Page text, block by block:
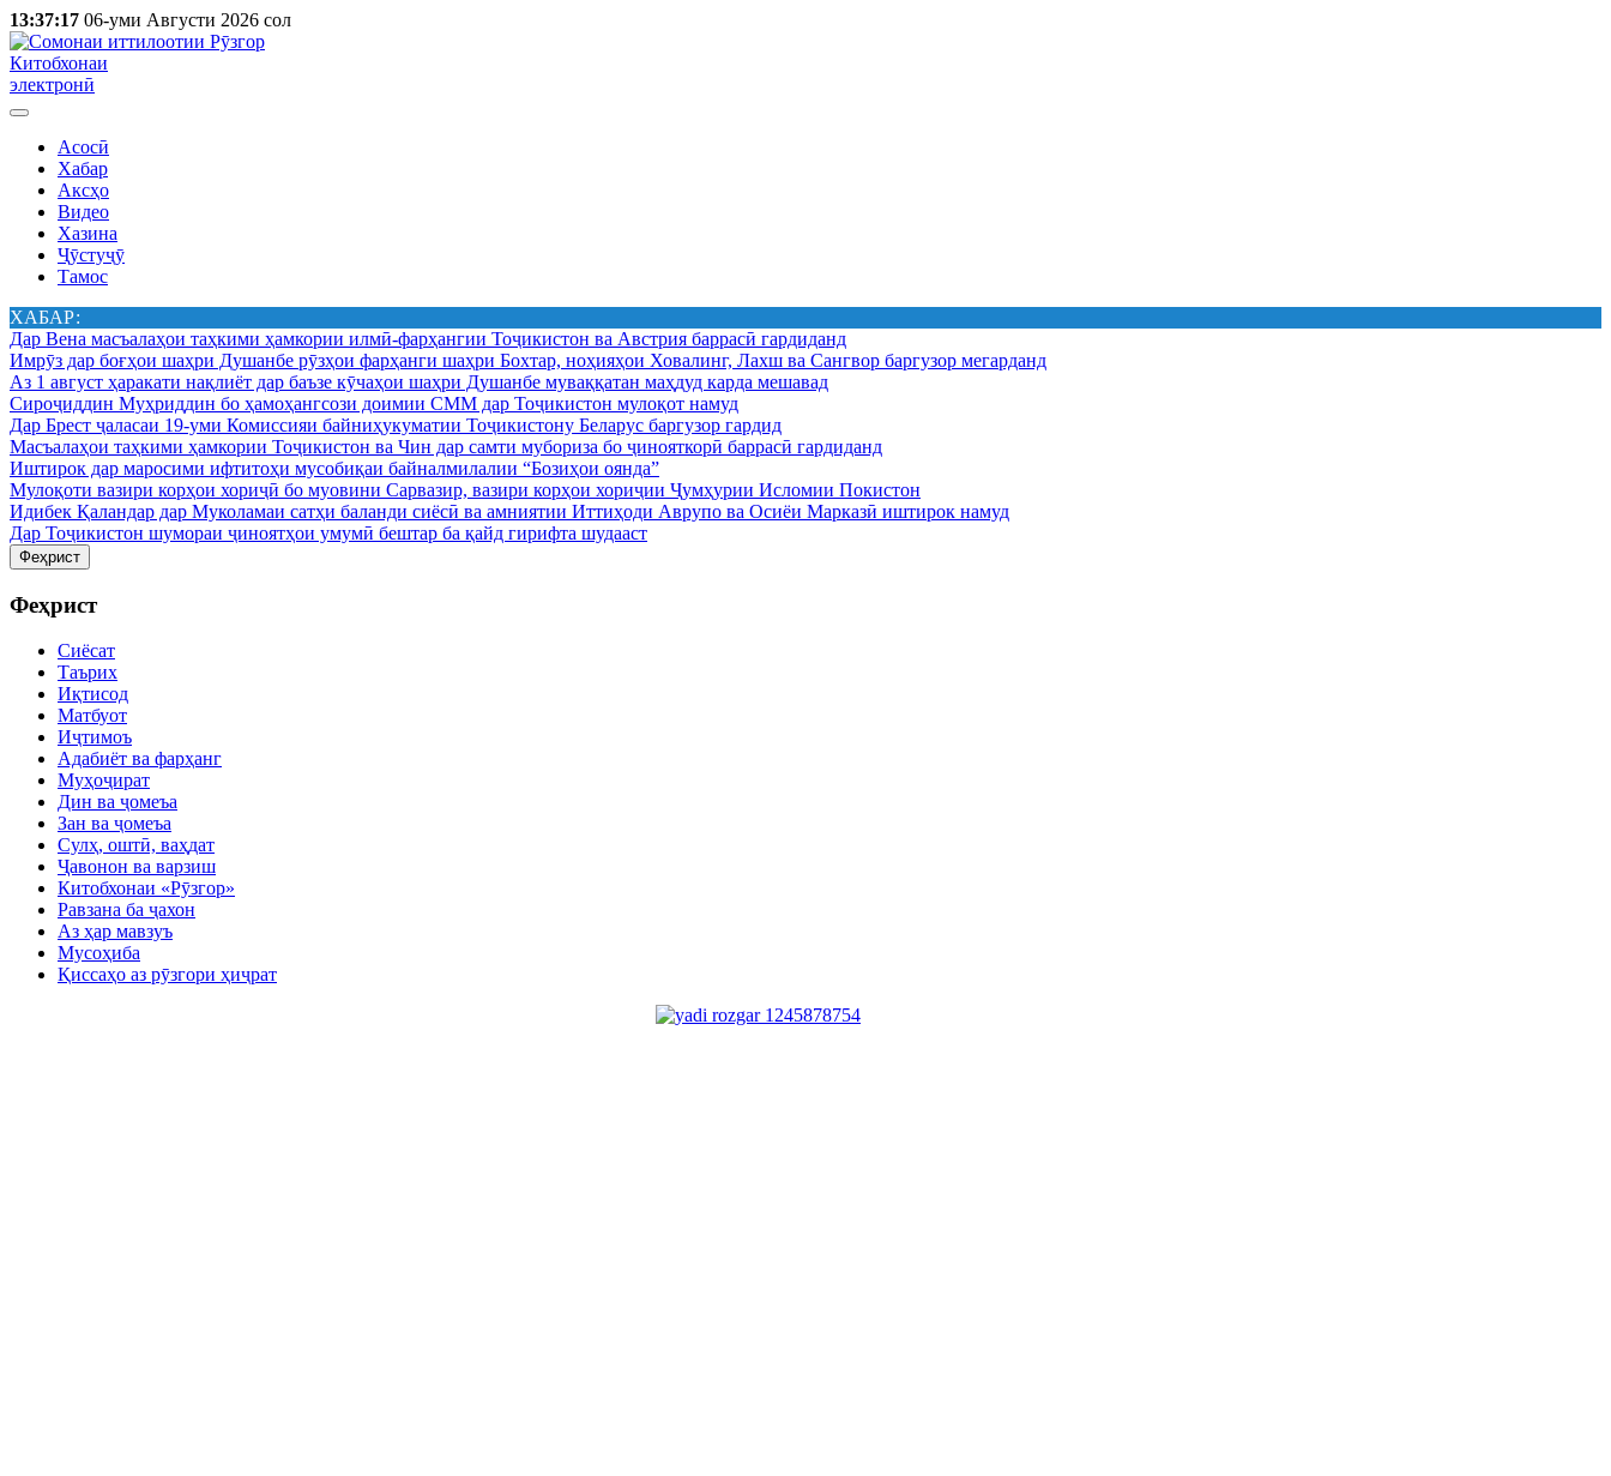
13:37:17 06-уми Августи 2026 сол
Китобхонаи
электронӣ
Асосӣ
Хабар
Аксҳо
Видео
Хазина
Ҷӯстуҷӯ
Тамос
ХАБАР:
Дар Вена масъалаҳои таҳкими ҳамкории илмӣ-фарҳангии Тоҷикистон ва Австрия баррасӣ гардиданд
Имрӯз дар боғҳои шаҳри Душанбе рӯзҳои фарҳанги шаҳри Бохтар, ноҳияҳои Ховалинг, Лахш ва Сангвор баргузор мегарданд
Аз 1 август ҳаракати нақлиёт дар баъзе кӯчаҳои шаҳри Душанбе муваққатан маҳдуд карда мешавад
Сироҷиддин Муҳриддин бо ҳамоҳангсози доимии СММ дар Тоҷикистон мулоқот намуд
Дар Брест ҷаласаи 19-уми Комиссияи байниҳукуматии Тоҷикистону Беларус баргузор гардид
Масъалаҳои таҳкими ҳамкории Тоҷикистон ва Чин дар самти мубориза бо ҷинояткорӣ баррасӣ гардиданд
Иштирок дар маросими ифтитоҳи мусобиқаи байналмилалии “Бозиҳои оянда”
Мулоқоти вазири корҳои хориҷӣ бо муовини Сарвазир, вазири корҳои хориҷии Ҷумҳурии Исломии Покистон
Идибек Қаландар дар Муколамаи сатҳи баланди сиёсӣ ва амниятии Иттиҳоди Аврупо ва Осиёи Марказӣ иштирок намуд
Дар Тоҷикистон шумораи ҷиноятҳои умумӣ бештар ба қайд гирифта шудааст
Феҳрист
Феҳрист
Сиёсат
Таърих
Иқтисод
Матбуот
Иҷтимоъ
Адабиёт ва фарҳанг
Муҳоҷират
Дин ва ҷомеъа
Зан ва ҷомеъа
Сулҳ, оштӣ, ваҳдат
Ҷавонон ва варзиш
Китобхонаи «Рӯзгор»
Равзана ба ҷахон
Аз ҳар мавзуъ
Мусоҳиба
Қиссаҳо аз рӯзгори ҳиҷрат